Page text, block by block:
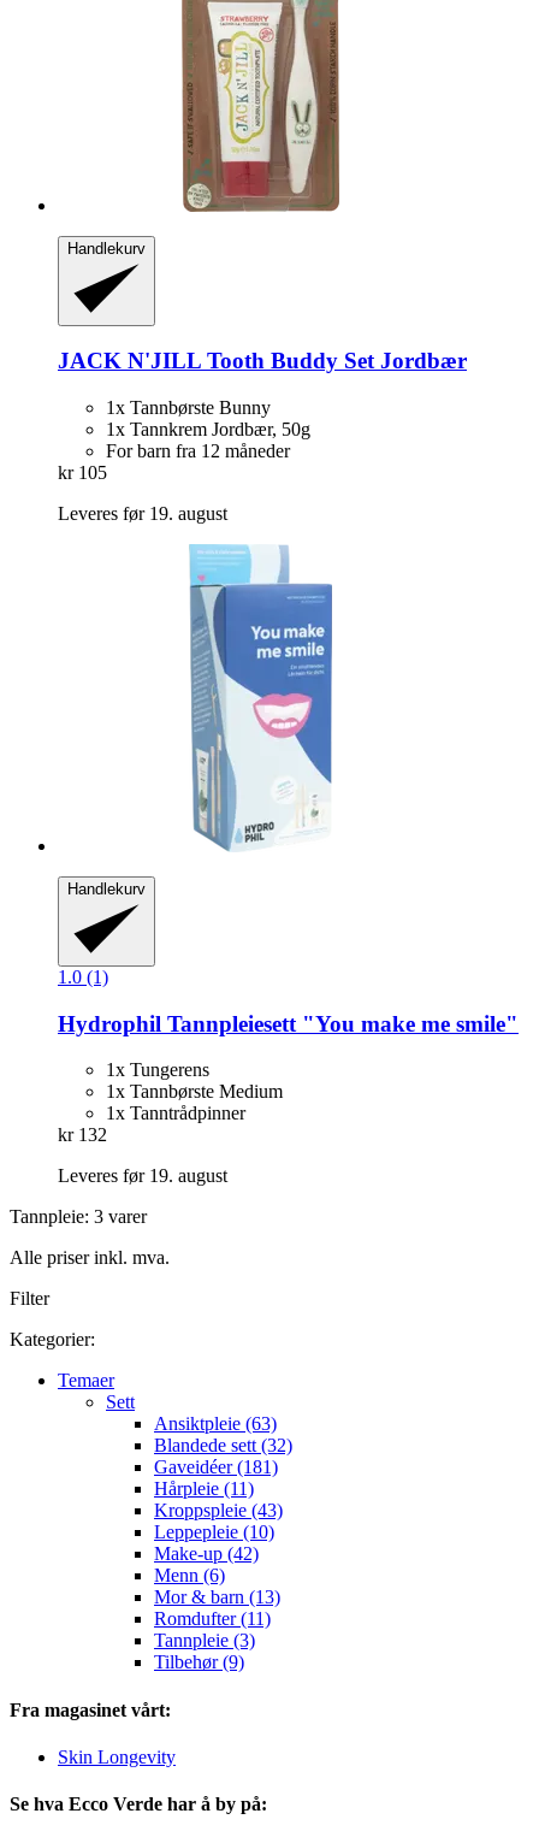
Handlekurv
JACK N'JILL Tooth Buddy Set Jordbær
1x Tannbørste Bunny
1x Tannkrem Jordbær, 50g
For barn fra 12 måneder
kr 105
Leveres før 19. august
Handlekurv
1.0 (1)
Hydrophil Tannpleiesett "You make me smile"
1x Tungerens
1x Tannbørste Medium
1x Tanntrådpinner
kr 132
Leveres før 19. august
Tannpleie: 3 varer
Alle priser inkl. mva.
Filter
Kategorier:
Temaer
Sett
Ansiktpleie (63)
Blandede sett (32)
Gaveidéer (181)
Hårpleie (11)
Kroppspleie (43)
Leppepleie (10)
Make-up (42)
Menn (6)
Mor & barn (13)
Romdufter (11)
Tannpleie (3)
Tilbehør (9)
Fra magasinet vårt:
Skin Longevity
Se hva Ecco Verde har å by på: